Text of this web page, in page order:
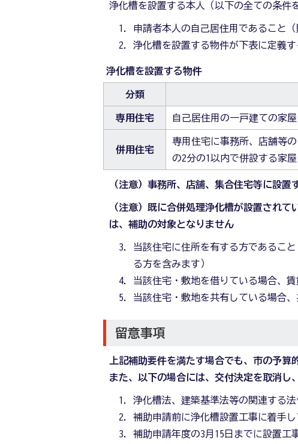
浄化槽を設置する本人（以下の全ての条件
申請者本人の自己居住用であること
浄化槽を設置する物件が下表に定義
浄化槽を設置する物件
分類
専用住宅 自己居住用の一戸建ての家屋
併用住宅
専用住宅に事務所、店舗等
の2分の1以内で併設する家屋
（注意）事務所、店舗、集合住宅等に設
（注意）既に合併処理浄化槽が設置され
は、補助の対象となりません
当該住宅に住所を有する方であるこ
る方を含みます）
当該住宅・敷地を借りている場合、
当該住宅・敷地を共有している場合
留意事項
上記補助要件を満たす場合でも、市の予
また、以下の場合には、交付決定を取消し
浄化槽法、建築基準法等の関連する
補助申請前に浄化槽設置工事に着手
補助申請年度の3月15日までに設置工